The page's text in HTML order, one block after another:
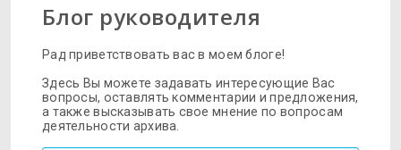
Блог руководителя
Рад приветствовать вас в моем блоге!
Здесь Вы можете задавать интересующие Вас
вопросы, оставлять комментарии и предложения,
а также высказывать свое мнение по вопросам
деятельности архива.